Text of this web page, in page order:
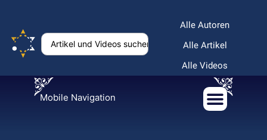
Alle Autoren
Alle Artikel
Alle Videos
Mobile Navigation